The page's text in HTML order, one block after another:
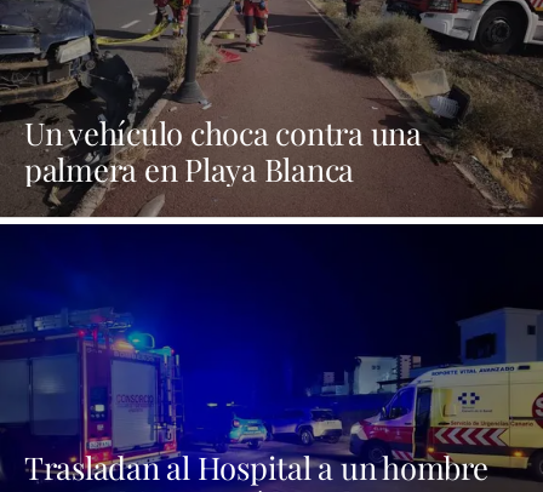
Un vehículo choca contra una
palmera en Playa Blanca
Trasladan al Hospital a un hombre